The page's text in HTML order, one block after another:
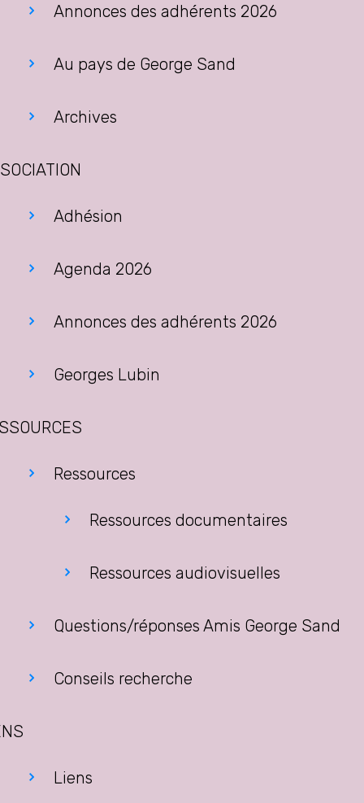
Annonces des adhérents 2026
Au pays de George Sand
Archives
Adhésion
Agenda 2026
Annonces des adhérents 2026
Georges Lubin
Ressources
Ressources documentaires
Ressources audiovisuelles
Questions/réponses Amis George Sand
Conseils recherche
Liens